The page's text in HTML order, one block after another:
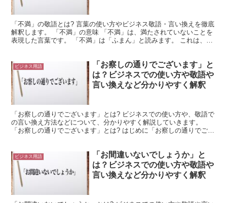
「不満」の敬語とは? 言葉の使い方やビジネス敬語・言い換えを徹底
解釈します。 「不満」の意味 「不満」は、満たされていないことを
表現した言葉です。 「不満」は「ふまん」と読みます。 これは、
ビジネス用語
「お察しの通りでございます」と
は？ビジネスでの使い方や敬語や
言い換えなど分かりやすく解釈
「お察しの通りでございます」とは? ビジネスでの使い方や、敬語で
の言い換え方法などについて、分かりやすく解説していきます。
「お察しの通りでございます」とは? はじめに「お察しの通りでござ
ビジネス用語
「お間違いないでしょうか」と
は？ビジネスでの使い方や敬語や
言い換えなど分かりやすく解釈